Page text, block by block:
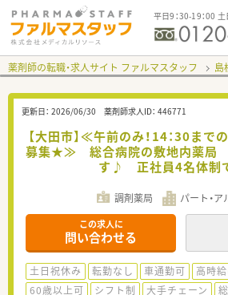
平日9：30-19：00 土
薬剤師の転職・求人サイト ファルマスタッフ 島
更新日： 2026/06/30 薬剤師求人ID： 446771
【大田市】≪午前のみ！14：30まで
募集★≫ 総合病院の敷地内薬局
す♪ 正社員4名体制
調剤薬局 パート・ア
この求人に
問い合わせる
土日祝休み 転勤なし 車通勤可
高時
60歳以上可
シフト制 大手チェーン